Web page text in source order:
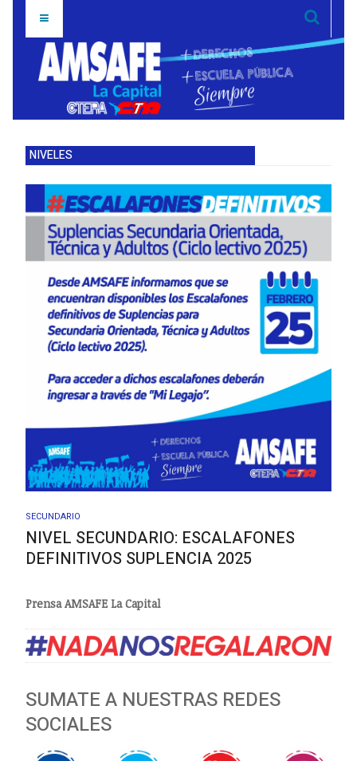
NIVELES
SECUNDARIO
NIVEL SECUNDARIO: ESCALAFONES
DEFINITIVOS SUPLENCIA 2025
Prensa AMSAFE La Capital
SUMATE A NUESTRAS REDES
SOCIALES